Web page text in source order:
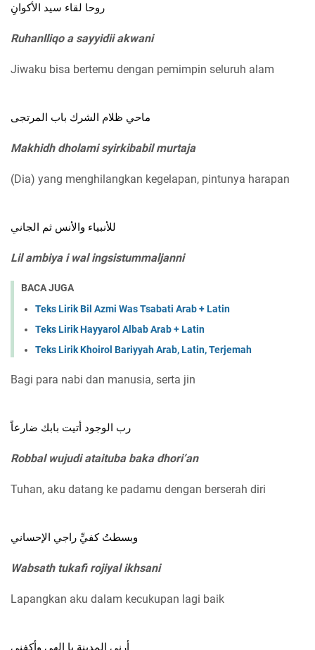
روحا لقاء سيد الأكوانِ
Ruhanlliqo a sayyidii akwani
Jiwaku bisa bertemu dengan pemimpin seluruh alam
ماحي ظلام الشرك باب المرتجى
Makhidh dholami syirkibabil murtaja
(Dia) yang menghilangkan kegelapan, pintunya harapan
للأنبياء والأنس ثم الجاني
Lil ambiya i wal ingsistummaljanni
BACA JUGA
Teks Lirik Bil Azmi Was Tsabati Arab + Latin
Teks Lirik Hayyarol Albab Arab + Latin
Teks Lirik Khoirol Bariyyah Arab, Latin, Terjemah
Bagi para nabi dan manusia, serta jin
رب الوجود أتيت بابك ضارعاً
Robbal wujudi ataituba baka dhori’an
Tuhan, aku datang ke padamu dengan berserah diri
وبسطتُ كفيِّ راجي الإحساني
Wabsath tukafi rojiyal ikhsani
Lapangkan aku dalam kecukupan lagi baik
أرني المدينة يا إلهي وأكفني